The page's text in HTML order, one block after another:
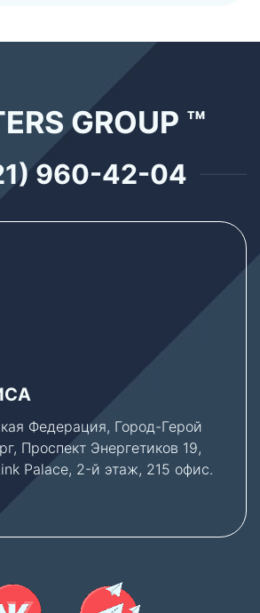
GROUP ™
960-42-04
Федерация, Город-Герой
Проспект Энергетиков 19,
Palace, 2-й этаж, 215 офис.